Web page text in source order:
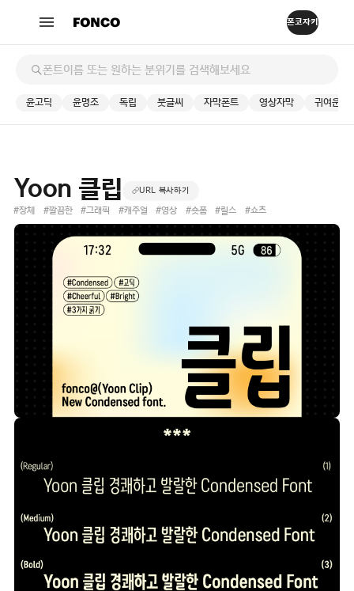
윤고딕 윤명조 독립 붓글씨 자막폰트 영상자막 귀여운
Yoon 클립 URL 복사하기
#장체 #깔끔한 #그래픽 #캐주얼 #영상 #숏폼 #릴스 #쇼츠